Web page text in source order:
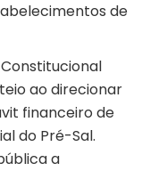
de
ao direcionar
financeiro de
do Pré-Sal.
a